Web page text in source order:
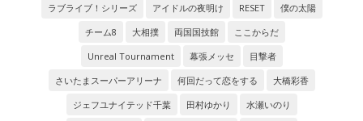
ラブライブ！シリーズ
アイドルの夜明け RESET
僕の太陽
チーム8
大相撲 両国国技館
ここからだ
Unreal Tournament
幕張メッセ
目撃者
さいたまスーパーアリーナ
何回だって恋をする
大橋彩香
ジェフユナイテッド千葉
田村ゆかり
水瀬いのり